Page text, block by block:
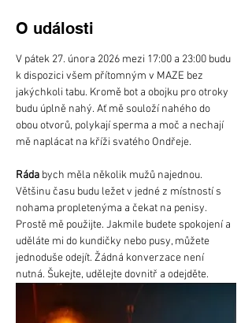
O události
V pátek 27. února 2026 mezi 17:00 a 23:00 budu
k dispozici všem přítomným v MAZE bez
jakýchkoli tabu. Kromě bot a obojku pro otroky
budu úplně nahý. Ať mě souloží nahého do
obou otvorů, polykají sperma a moč a nechají
mě naplácat na kříži svatého Ondřeje.
Ráda bych měla několik mužů najednou.
Většinu času budu ležet v jedné z místností s
nohama propletenýma a čekat na penisy.
Prostě mě použijte. Jakmile budete spokojení a
uděláte mi do kundičky nebo pusy, můžete
jednoduše odejít. Žádná konverzace není
nutná. Šukejte, udělejte dovnitř a odejděte.